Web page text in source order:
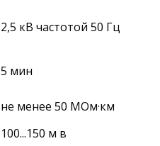
2,5 кВ частотой 50 Гц
5 мин
не менее 50 МОм·км
100...150 м в